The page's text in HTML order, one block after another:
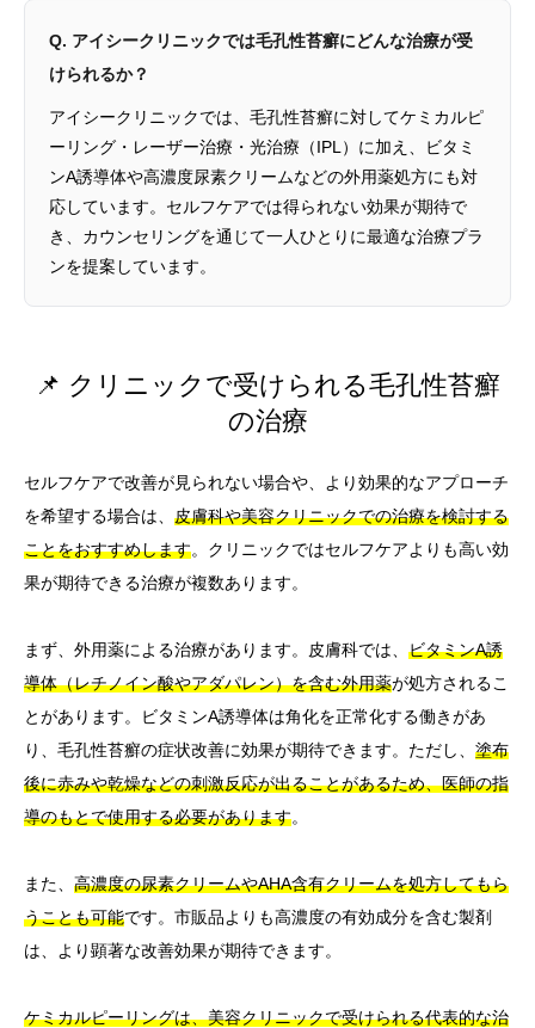
Q. アイシークリニックでは毛孔性苔癬にどんな治療が受
けられるか？
アイシークリニックでは、毛孔性苔癬に対してケミカルピ
ーリング・レーザー治療・光治療（IPL）に加え、ビタミ
ンA誘導体や高濃度尿素クリームなどの外用薬処方にも対
応しています。セルフケアでは得られない効果が期待で
き、カウンセリングを通じて一人ひとりに最適な治療プラ
ンを提案しています。
📌 クリニックで受けられる毛孔性苔癬
の治療
セルフケアで改善が見られない場合や、より効果的なアプローチ
を希望する場合は、 皮膚科や美容クリニックでの治療を検討する
ことをおすすめします。クリニックではセルフケアよりも高い効
果が期待できる治療が複数あります。
まず、外用薬による治療があります。皮膚科では、 ビタミンA誘
導体（レチノイン酸やアダパレン）を含む外用薬が処方されるこ
とがあります。ビタミンA誘導体は角化を正常化する働きがあ
り、毛孔性苔癬の症状改善に効果が期待できます。ただし、 塗布
後に赤みや乾燥などの刺激反応が出ることがあるため、医師の指
導のもとで使用する必要があります。
また、 高濃度の尿素クリームやAHA含有クリームを処方してもら
うことも可能です。市販品よりも高濃度の有効成分を含む製剤
は、より顕著な改善効果が期待できます。
ケミカルピーリングは、美容クリニックで受けられる代表的な治